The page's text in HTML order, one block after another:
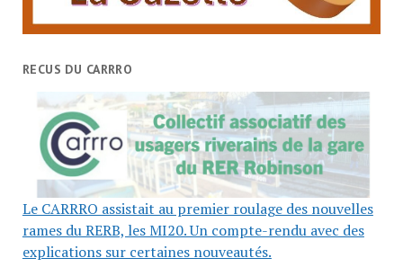
RECUS DU CARRRO
Le CARRRO assistait au premier roulage des nouvelles
rames du RERB, les MI20. Un compte-rendu avec des
explications sur certaines nouveautés.